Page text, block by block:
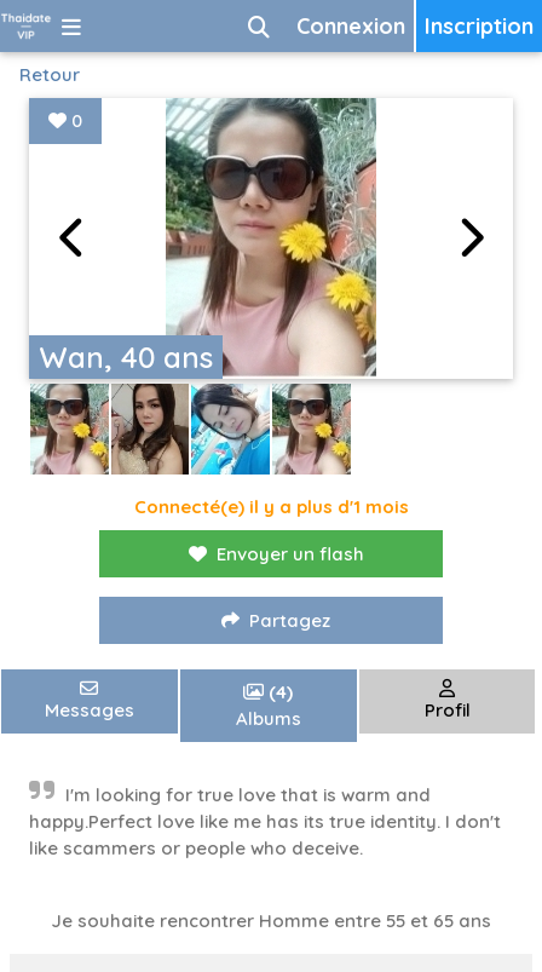
Inscription
Connexion
Retour
Wan, 40 ans
0
Connecté(e) il y a plus d'1 mois
Envoyer un flash
Partagez
Messages
(4)
Albums
Profil
I'm looking for true love that is warm and
happy.Perfect love like me has its true identity. I don't
like scammers or people who deceive.
Je souhaite rencontrer Homme entre 55 et 65 ans